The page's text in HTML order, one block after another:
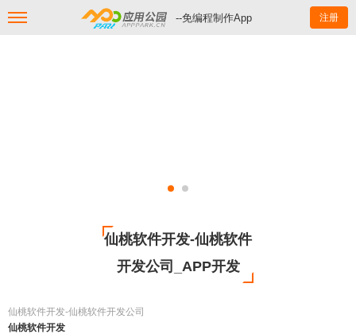
--免编程制作App 注册
仙桃软件开发-仙桃软件
开发公司_APP开发
仙桃软件开发-仙桃软件开发公司
仙桃软件开发